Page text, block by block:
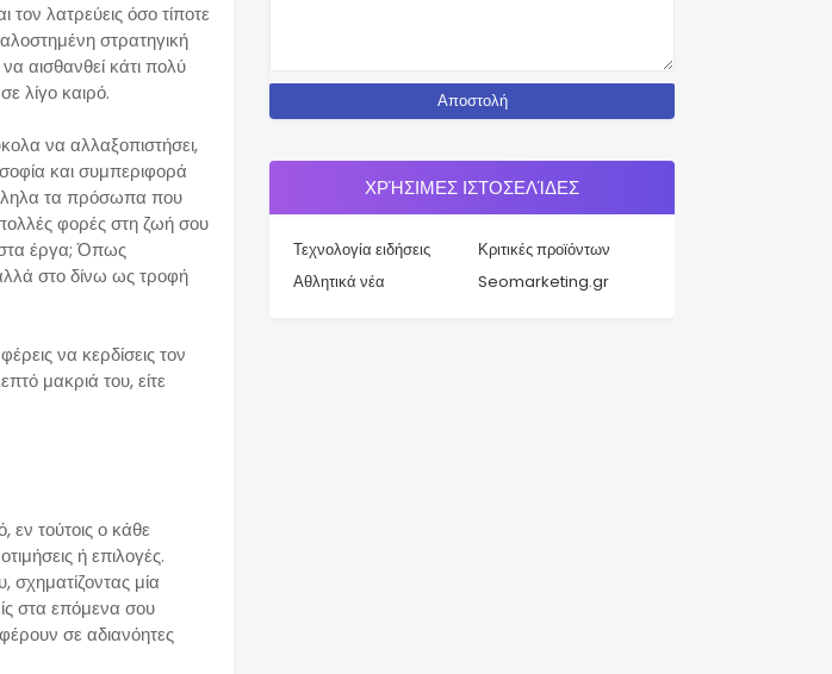
λατρεύεις όσο τίποτε
στρατηγική
αισθανθεί κάτι πολύ
λίγο καιρό.
να αλλαξοπιστήσει,
και συμπεριφορά
τα πρόσωπα που
πολλές φορές στη ζωή σου
στα έργα; Όπως
στο δίνω ως τροφή
να κερδίσεις τον
μακριά του, είτε
τούτοις ο κάθε
ή επιλογές.
σχηματίζοντας μία
στα επόμενα σου
σε αδιανόητες
ΧΡΉΣΙΜΕΣ ΙΣΤΟΣΕΛΊΔΕΣ
Τεχνολογία ειδήσεις
Κριτικές προϊόντων
Αθλητικά νέα
Seomarketing.gr